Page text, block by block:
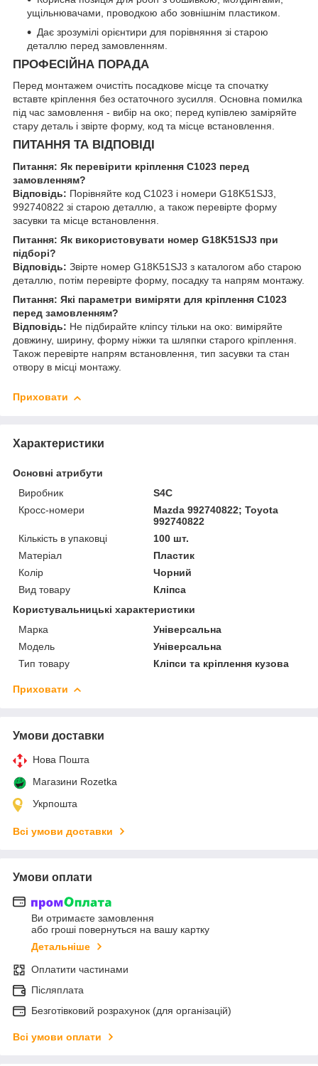
ущільнювачами, проводкою або зовнішнім пластиком.
Дає зрозумілі орієнтири для порівняння зі старою
деталлю перед замовленням.
ПРОФЕСІЙНА ПОРАДА
Перед монтажем очистіть посадкове місце та спочатку
вставте кріплення без остаточного зусилля. Основна помилка
під час замовлення - вибір на око; перед купівлею заміряйте
стару деталь і звірте форму, код та місце встановлення.
ПИТАННЯ ТА ВІДПОВІДІ
Питання: Як перевірити кріплення C1023 перед
замовленням?
Відповідь: Порівняйте код C1023 і номери G18K51SJ3,
992740822 зі старою деталлю, а також перевірте форму
засувки та місце встановлення.
Питання: Як використовувати номер G18K51SJ3 при
підборі?
Відповідь: Звірте номер G18K51SJ3 з каталогом або старою
деталлю, потім перевірте форму, посадку та напрям монтажу.
Питання: Які параметри виміряти для кріплення C1023
перед замовленням?
Відповідь: Не підбирайте кліпсу тільки на око: виміряйте
довжину, ширину, форму ніжки та шляпки старого кріплення.
Також перевірте напрям встановлення, тип засувки та стан
отвору в місці монтажу.
Приховати
Характеристики
Основні атрибути
Виробник
S4C
Кросс-номери
Mazda 992740822; Toyota
992740822
Кількість в упаковці
100 шт.
Матеріал
Пластик
Колір
Чорний
Вид товару
Кліпса
Користувальницькі характеристики
Марка
Універсальна
Мoдель
Універсальна
Тип товару
Кліпси та кріплення кузова
Приховати
Умови доставки
Нова Пошта
Магазини Rozetka
Укрпошта
Всі умови доставки
Умови оплати
Ви отримаєте замовлення
або гроші повернуться на вашу картку
Детальніше
Оплатити частинами
Післяплата
Безготівковий розрахунок (для організацій)
Всі умови оплати